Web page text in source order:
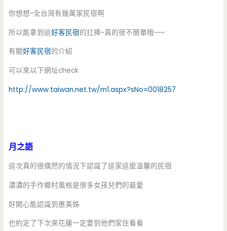
你想想~全台灣有幾萬家民宿啊
所以能拿到這好客民宿的扛捧~真的很不簡單哦~~~
有關好客民宿的介紹
可以來以下網址check
http://www.taiwan.net.tw/m1.aspx?sNo=0018257
月之語
這次真的很偶然的情況下認識了這家這麼溫馨的民宿
濃濃的手作鄉村風格是很多女孩兒們的最愛
好開心能認識到惠美姊
也約定了下次來花蓮一定要到他們家住看看